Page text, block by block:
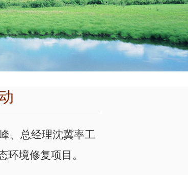
、总经理沈冀率工
境修复项目。